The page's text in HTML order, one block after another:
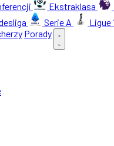
Ekstraklasa
Serie A
Ligue
Porady